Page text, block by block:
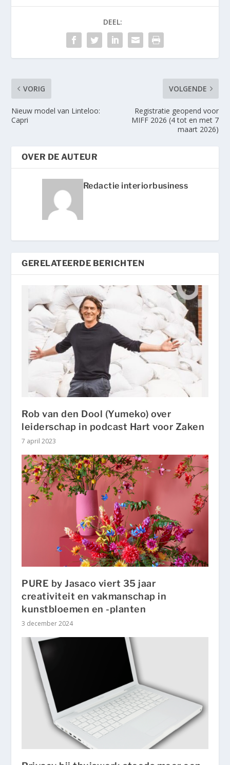
DEEL:
VORIG
Nieuw model van Linteloo:
Capri
VOLGENDE
Registratie geopend voor
MIFF 2026 (4 tot en met 7
maart 2026)
OVER DE AUTEUR
Redactie interiorbusiness
GERELATEERDE BERICHTEN
Rob van den Dool (Yumeko) over
leiderschap in podcast Hart voor Zaken
7 april 2023
PURE by Jasaco viert 35 jaar
creativiteit en vakmanschap in
kunstbloemen en -planten
3 december 2024